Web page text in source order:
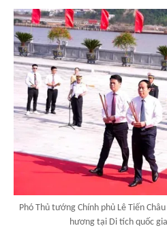
Phó Thủ tướng Chính phủ Lê Tiến
hương tại Di tích quốc